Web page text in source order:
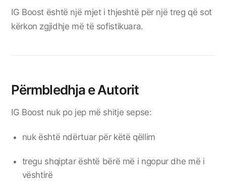
IG Boost është një mjet i thjeshtë për një treg që sot
kërkon zgjidhje më të sofistikuara.
Përmbledhja e Autorit
IG Boost nuk po jep më shitje sepse:
nuk është ndërtuar për këtë qëllim
tregu shqiptar është bërë më i ngopur dhe më i
vështirë